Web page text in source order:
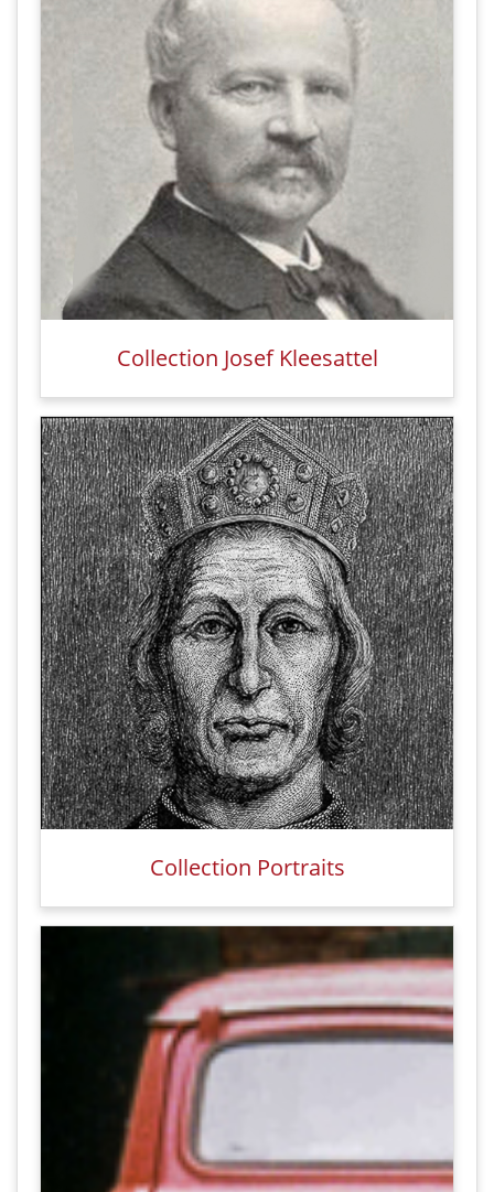
Collection Josef Kleesattel
Collection Portraits